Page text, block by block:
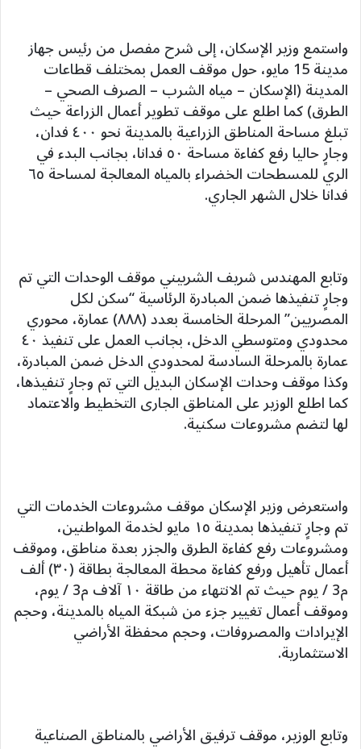
واستمع وزير الإسكان، إلى شرح مفصل من رئيس جهاز
مدينة 15 مايو، حول موقف العمل بمختلف قطاعات
المدينة (الإسكان – مياه الشرب – الصرف الصحي –
الطرق) كما اطلع على موقف تطوير أعمال الزراعة حيث
تبلغ مساحة المناطق الزراعية بالمدينة نحو ٤٠٠ فدان،
وجارٍ حاليا رفع كفاءة مساحة ٥٠ فدانا، بجانب البدء في
الري للمسطحات الخضراء بالمياه المعالجة لمساحة ٦٥
فدانا خلال الشهر الجاري.
وتابع المهندس شريف الشربيني موقف الوحدات التي تم
وجارٍ تنفيذها ضمن المبادرة الرئاسية “سكن لكل
المصريين” المرحلة الخامسة بعدد (۸۸۸) عمارة، محوري
محدودي ومتوسطي الدخل، بجانب العمل على تنفيذ ٤٠
عمارة بالمرحلة السادسة لمحدودي الدخل ضمن المبادرة،
وكذا موقف وحدات الإسكان البديل التي تم وجارٍ تنفيذها،
كما اطلع الوزير على المناطق الجارى التخطيط والاعتماد
لها لتضم مشروعات سكنية.
واستعرض وزير الإسكان موقف مشروعات الخدمات التي
تم وجارٍ تنفيذها بمدينة ١٥ مايو لخدمة المواطنين،
ومشروعات رفع كفاءة الطرق والجزر بعدة مناطق، وموقف
أعمال تأهيل ورفع كفاءة محطة المعالجة بطاقة (٣٠) ألف
م3 / يوم حيث تم الانتهاء من طاقة ١٠ آلاف م3 / يوم،
وموقف أعمال تغيير جزء من شبكة المياه بالمدينة، وحجم
الإيرادات والمصروفات، وحجم محفظة الأراضي
الاستثمارية.
وتابع الوزير، موقف ترفيق الأراضي بالمناطق الصناعية